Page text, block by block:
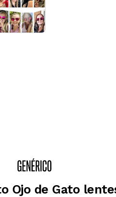
Ojo de Gato